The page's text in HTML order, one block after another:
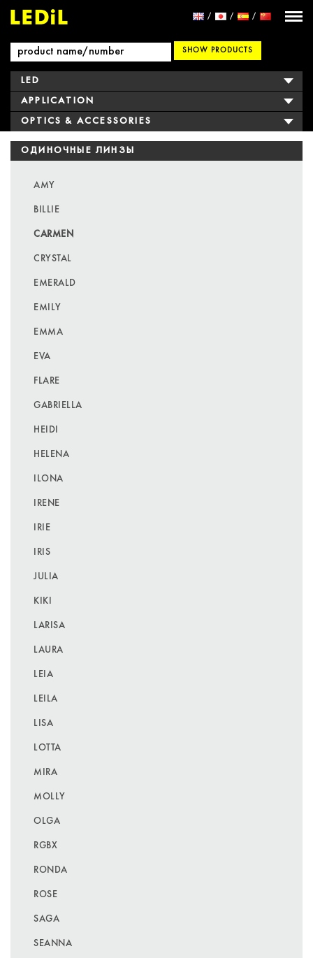
SHOW PRODUCTS
LED
APPLICATION
OPTICS & ACCESSORIES
ОДИНОЧНЫЕ ЛИНЗЫ
AMY
BILLIE
CARMEN
CRYSTAL
EMERALD
EMILY
EMMA
EVA
FLARE
GABRIELLA
HEIDI
HELENA
ILONA
IRENE
IRIE
IRIS
JULIA
KIKI
LARISA
LAURA
LEIA
LEILA
LISA
LOTTA
MIRA
MOLLY
OLGA
RGBX
RONDA
ROSE
SAGA
SEANNA